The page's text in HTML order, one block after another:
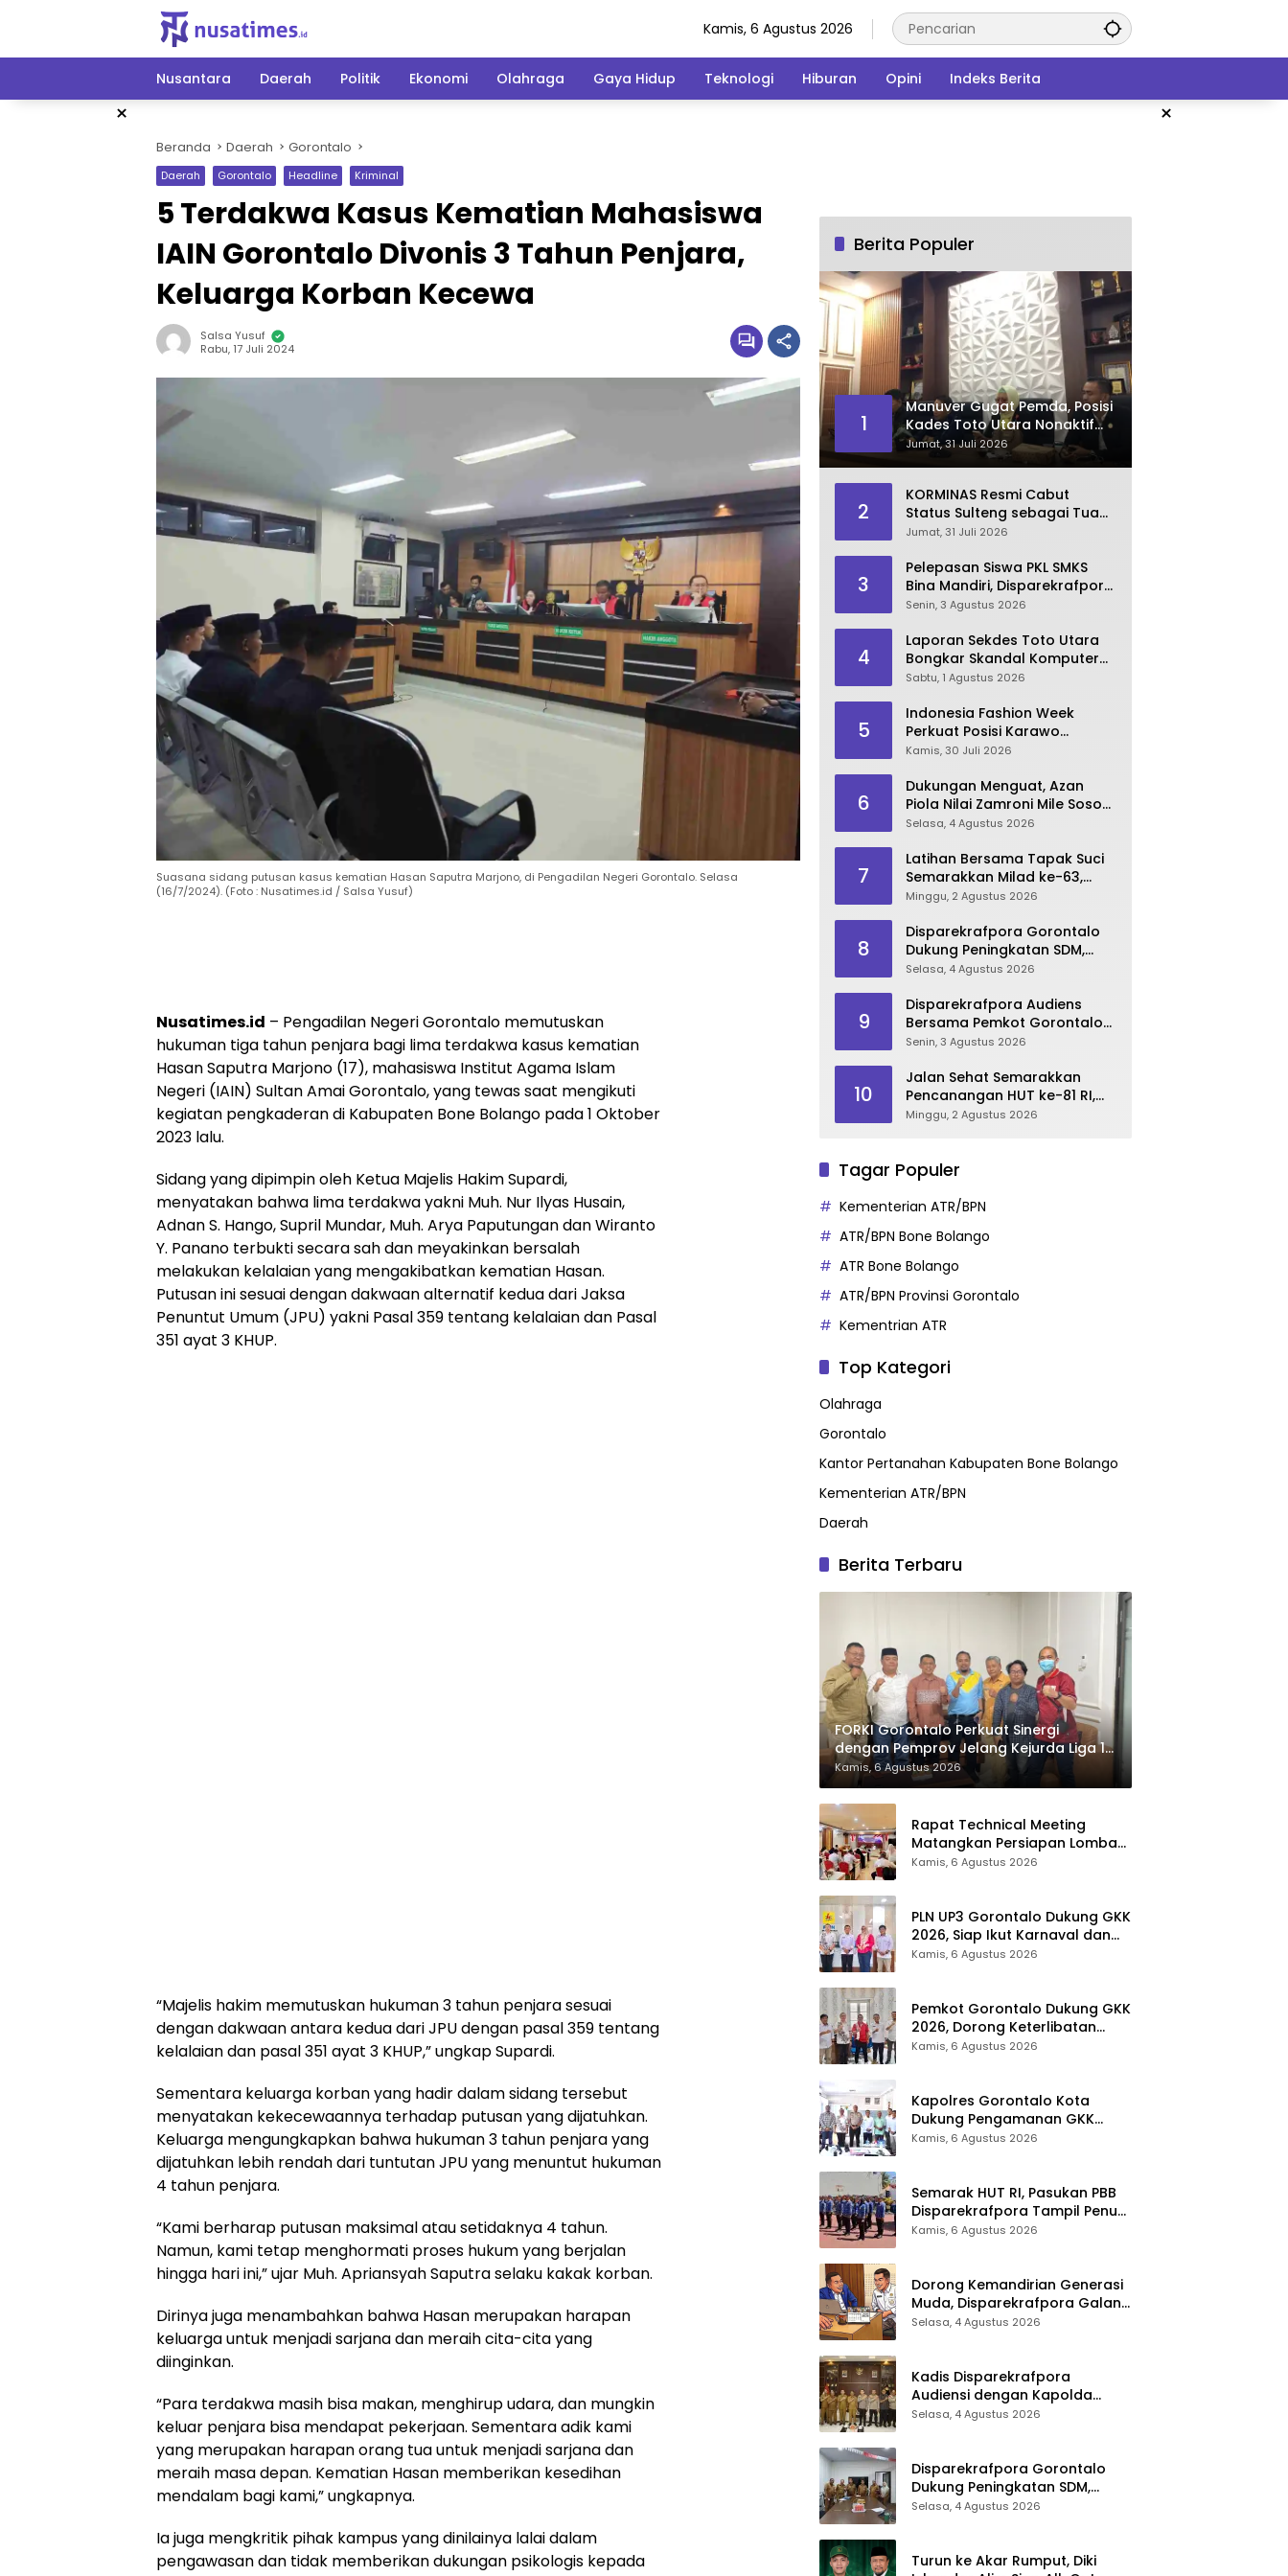
Kamis, 6 Agustus 2026
Nusantara Daerah Politik Ekonomi Olahraga Gaya Hidup Teknologi Hiburan Opini Indeks Berita
× ×
Beranda Daerah Gorontalo
Daerah Gorontalo Headline Kriminal
5 Terdakwa Kasus Kematian Mahasiswa
IAIN Gorontalo Divonis 3 Tahun Penjara,
Keluarga Korban Kecewa
Salsa Yusuf
Rabu, 17 Juli 2024
Suasana sidang putusan kasus kematian Hasan Saputra Marjono, di Pengadilan Negeri Gorontalo. Selasa
(16/7/2024). (Foto : Nusatimes.id / Salsa Yusuf)
Nusatimes.id – Pengadilan Negeri Gorontalo memutuskan
hukuman tiga tahun penjara bagi lima terdakwa kasus kematian
Hasan Saputra Marjono (17), mahasiswa Institut Agama Islam
Negeri (IAIN) Sultan Amai Gorontalo, yang tewas saat mengikuti
kegiatan pengkaderan di Kabupaten Bone Bolango pada 1 Oktober
2023 lalu.
Sidang yang dipimpin oleh Ketua Majelis Hakim Supardi,
menyatakan bahwa lima terdakwa yakni Muh. Nur Ilyas Husain,
Adnan S. Hango, Supril Mundar, Muh. Arya Paputungan dan Wiranto
Y. Panano terbukti secara sah dan meyakinkan bersalah
melakukan kelalaian yang mengakibatkan kematian Hasan.
Putusan ini sesuai dengan dakwaan alternatif kedua dari Jaksa
Penuntut Umum (JPU) yakni Pasal 359 tentang kelalaian dan Pasal
351 ayat 3 KHUP.
“Majelis hakim memutuskan hukuman 3 tahun penjara sesuai
dengan dakwaan antara kedua dari JPU dengan pasal 359 tentang
kelalaian dan pasal 351 ayat 3 KHUP,” ungkap Supardi.
Sementara keluarga korban yang hadir dalam sidang tersebut
menyatakan kekecewaannya terhadap putusan yang dijatuhkan.
Keluarga mengungkapkan bahwa hukuman 3 tahun penjara yang
dijatuhkan lebih rendah dari tuntutan JPU yang menuntut hukuman
4 tahun penjara.
“Kami berharap putusan maksimal atau setidaknya 4 tahun.
Namun, kami tetap menghormati proses hukum yang berjalan
hingga hari ini,” ujar Muh. Apriansyah Saputra selaku kakak korban.
Dirinya juga menambahkan bahwa Hasan merupakan harapan
keluarga untuk menjadi sarjana dan meraih cita-cita yang
diinginkan.
“Para terdakwa masih bisa makan, menghirup udara, dan mungkin
keluar penjara bisa mendapat pekerjaan. Sementara adik kami
yang merupakan harapan orang tua untuk menjadi sarjana dan
meraih masa depan. Kematian Hasan memberikan kesedihan
mendalam bagi kami,” ungkapnya.
Ia juga mengkritik pihak kampus yang dinilainya lalai dalam
pengawasan dan tidak memberikan dukungan psikologis kepada
Berita Populer
1
Manuver Gugat Pemda, Posisi
Kades Toto Utara Nonaktif
Dinilai Kian Terpuruk
Jumat, 31 Juli 2026
2
KORMINAS Resmi Cabut
Status Sulteng sebagai Tuan
Rumah FORNAS IX 2027
Jumat, 31 Juli 2026
3
Pelepasan Siswa PKL SMKS
Bina Mandiri, Disparekrafpora
Dorong Lahirnya SDM
Senin, 3 Agustus 2026
4
Laporan Sekdes Toto Utara
Bongkar Skandal Komputer
‘Siluman’ 2025
Sabtu, 1 Agustus 2026
5
Indonesia Fashion Week
Perkuat Posisi Karawo
sebagai Identitas dan
Gorontalo
Kamis, 30 Juli 2026
6
Dukungan Menguat, Azan
Piola Nilai Zamroni Mile Sosok
Tepat Teruskan
Selasa, 4 Agustus 2026
7
Latihan Bersama Tapak Suci
Semarakkan Milad ke-63,
Sultan Kalupe Ajak Atlet
Minggu, 2 Agustus 2026
8
Disparekrafpora Gorontalo
Dukung Peningkatan SDM,
Berikan Rekomendasi Studi S3
Selasa, 4 Agustus 2026
9
Disparekrafpora Audiens
Bersama Pemkot Gorontalo
Bahas Dukungan GKK 2026
Senin, 3 Agustus 2026
10
Jalan Sehat Semarakkan
Pencanangan HUT ke-81 RI,
Danau Perintis Jadi Etalase
Minggu, 2 Agustus 2026
Tagar Populer
Kementerian ATR/BPN
ATR/BPN Bone Bolango
ATR Bone Bolango
ATR/BPN Provinsi Gorontalo
Kementrian ATR
Top Kategori
Olahraga
Gorontalo
Kantor Pertanahan Kabupaten Bone Bolango
Kementerian ATR/BPN
Daerah
Berita Terbaru
FORKI Gorontalo Perkuat Sinergi
dengan Pemprov Jelang Kejurda Liga 1
Piala Gubernur 2026
Kamis, 6 Agustus 2026
Rapat Technical Meeting
Matangkan Persiapan Lomba
Olahraga Masyarakat Tingkat
Kamis, 6 Agustus 2026
PLN UP3 Gorontalo Dukung GKK
2026, Siap Ikut Karnaval dan
Pastikan Ketersediaan Listrik
Kamis, 6 Agustus 2026
Pemkot Gorontalo Dukung GKK
2026, Dorong Keterlibatan
UMKM dan Ekraf Lokal
Kamis, 6 Agustus 2026
Kapolres Gorontalo Kota
Dukung Pengamanan GKK
2026, Disparekrafpora Perkuat
Kamis, 6 Agustus 2026
Semarak HUT RI, Pasukan PBB
Disparekrafpora Tampil Penuh
Semangat
Kamis, 6 Agustus 2026
Dorong Kemandirian Generasi
Muda, Disparekrafpora Galang
Dukungan Penuh Para Aleg
Selasa, 4 Agustus 2026
Kadis Disparekrafpora
Audiensi dengan Kapolda
Gorontalo, Perkuat Sinergi
Selasa, 4 Agustus 2026
Disparekrafpora Gorontalo
Dukung Peningkatan SDM,
Berikan Rekomendasi Studi S3
Selasa, 4 Agustus 2026
Turun ke Akar Rumput, Diki